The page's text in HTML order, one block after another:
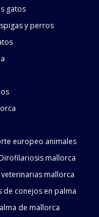
gatos
y perros
europeo animales
mallorca
veterinarias mallorca
de conejos en palma
de mallorca